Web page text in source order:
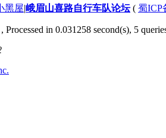
黑屋|峨眉山喜路自行车队论坛( 蜀ICP
, Processed in 0.031258 second(s), 5